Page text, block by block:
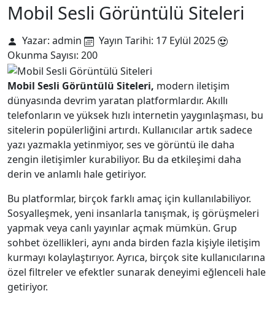
Mobil Sesli Görüntülü Siteleri
Yazar: admin
Yayın Tarihi: 17 Eylül 2025
Okunma Sayısı: 200
Mobil Sesli Görüntülü Siteleri, modern iletişim
dünyasında devrim yaratan platformlardır. Akıllı
telefonların ve yüksek hızlı internetin yaygınlaşması, bu
sitelerin popülerliğini artırdı. Kullanıcılar artık sadece
yazı yazmakla yetinmiyor, ses ve görüntü ile daha
zengin iletişimler kurabiliyor. Bu da etkileşimi daha
derin ve anlamlı hale getiriyor.
Bu platformlar, birçok farklı amaç için kullanılabiliyor.
Sosyalleşmek, yeni insanlarla tanışmak, iş görüşmeleri
yapmak veya canlı yayınlar açmak mümkün. Grup
sohbet özellikleri, aynı anda birden fazla kişiyle iletişim
kurmayı kolaylaştırıyor. Ayrıca, birçok site kullanıcılarına
özel filtreler ve efektler sunarak deneyimi eğlenceli hale
getiriyor.